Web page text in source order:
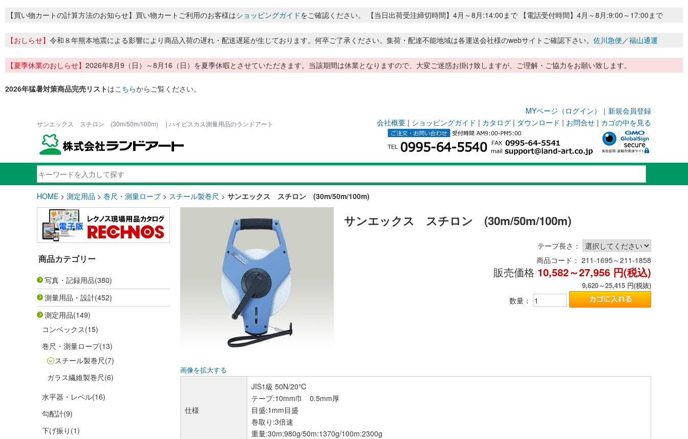
【買い物カートの計算方法のお知らせ】買い物カートご利用のお客様はショッピングガイドをご確認ください。 【当日出荷受注締切時間】4月～8月:14:00まで 【電話受付時間】4月～8月:9:00～17:00まで
【おしらせ】 令和８年熊本地震による影響により商品入荷の遅れ・配送遅延が生じております。何卒ご了承ください。集荷・配達不能地域は各運送会社様のwebサイトご確認下さい。 佐川急便／福山通運
【夏季休業のおしらせ】 2026年8月9（日）～8月16（日）を夏季休暇とさせていただきます。当該期間は休業となりますので、大変ご迷惑お掛け致しますが、ご理解・ご協力をお願い致します。
2026年猛暑対策商品完売リストはこちらからご覧ください。
MYページ（ログイン） ｜ 新規会員登録
サンエックス スチロン (30m/50m/100m) | ハイビスカス測量用品のランドアート 会社概要 | ショッピングガイド | カタログ | ダウンロード | お問合せ | カゴの中を見る
HOME > 測定用品 > 巻尺・測量ロープ> スチール製巻尺 > サンエックス スチロン (30m/50m/100m)
商品カテゴリー
写真・記録用品(380)
測量用品・設計(452)
測定用品(149)
コンベックス(15)
巻尺・測量ロープ(13)
スチール製巻尺(7)
ガラス繊維製巻尺(6)
水平器・レベル(16)
勾配計(9)
下げ振り (1)
画像を拡大する
サンエックス スチロン (30m/50m/100m)
テープ長さ：
商品コード： 211-1695～211-1858
販売価格 10,582～27,956 円(税込)
9,620～25,415 円(税抜)
数量：
仕様
JIS1級 50N/20℃
テープ:10mm巾 0.5mm厚
目盛:1mm目盛
巻取り:3倍速
重量:30m:980g/50m:1370g/100m:2300g